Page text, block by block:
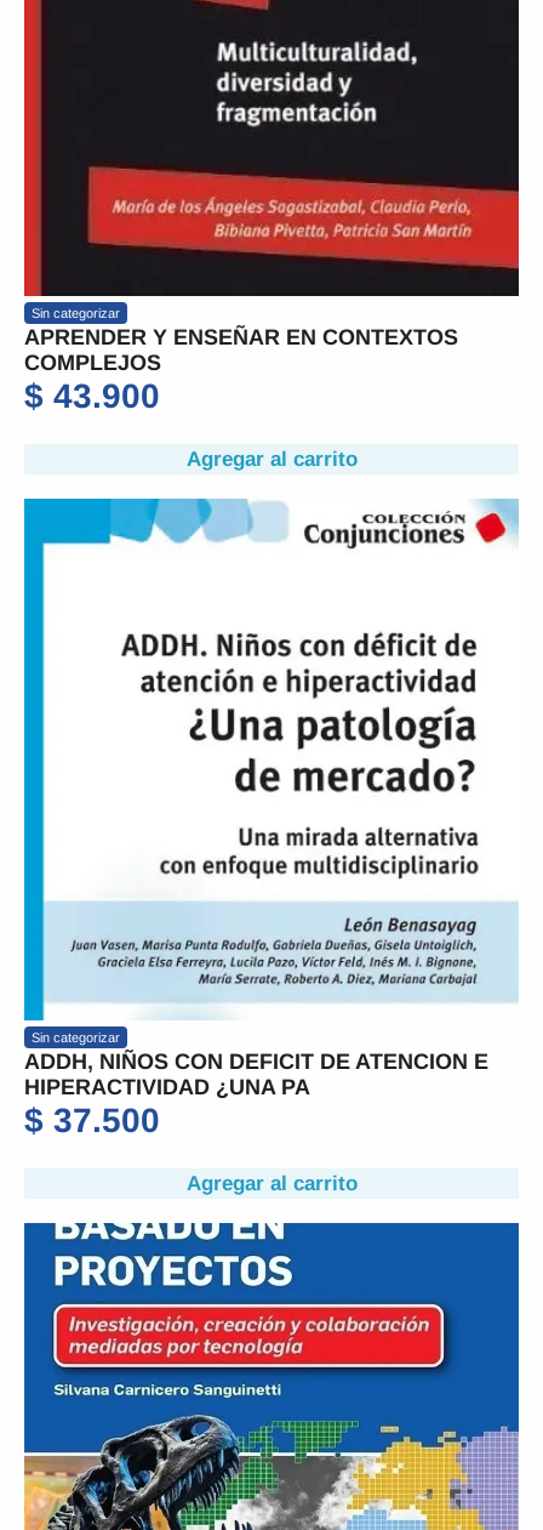
Sin categorizar
APRENDER Y ENSEÑAR EN CONTEXTOS
COMPLEJOS
$ 43.900
Agregar al carrito
Sin categorizar
ADDH, NIÑOS CON DEFICIT DE ATENCION E
HIPERACTIVIDAD ¿UNA PA
$ 37.500
Agregar al carrito